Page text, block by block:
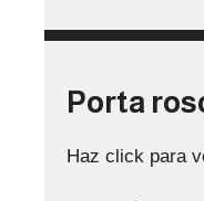
Porta
Haz click para